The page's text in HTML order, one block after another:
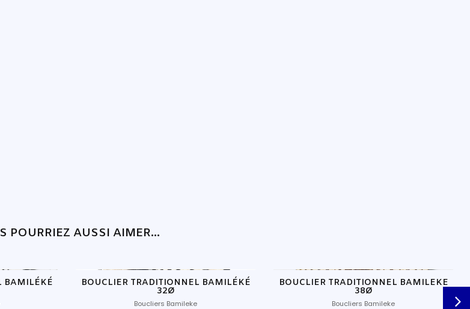
POURRIEZ AUSSI AIMER...
BAMILÉKÉ BOUCLIER TRADITIONNEL BAMILÉKÉ
32Ø
Boucliers Bamileke
BOUCLIER TRADITIONNEL BAMILEKE
38Ø
Boucliers Bamileke